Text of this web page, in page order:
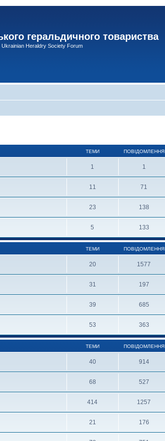
геральдичного товариства
Ukrainian Heraldry Society Forum
ТЕМИ ПОВІДОМЛЕННЯ
1 1
11 71
23 138
5 133
ТЕМИ ПОВІДОМЛЕННЯ
20 1577
31 197
39 685
53 363
ТЕМИ ПОВІДОМЛЕННЯ
40 914
68 527
414 1257
21 176